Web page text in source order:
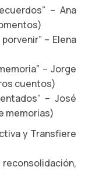
– Ana
– Elena
– Jorge
cuentos)
– José
memorias)
y Transfiere